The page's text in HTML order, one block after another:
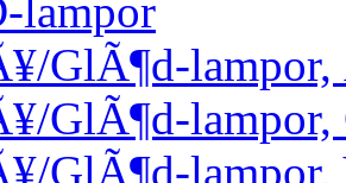
lampor
GlÃ¶d-
GlÃ¶d-lampor,
GlÃ¶d-